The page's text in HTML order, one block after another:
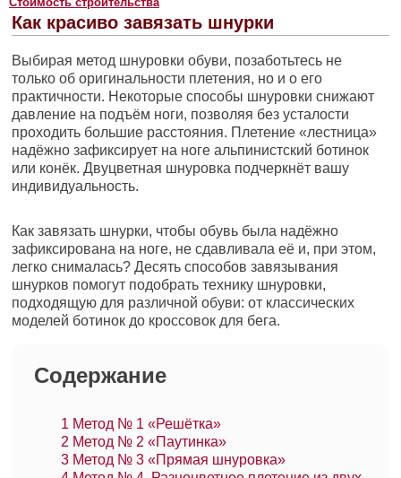
Как красиво завязать шнурки
Выбирая метод шнуровки обуви, позаботьтесь не
только об оригинальности плетения, но и о его
практичности. Некоторые способы шнуровки снижают
давление на подъём ноги, позволяя без усталости
проходить большие расстояния. Плетение «лестница»
надёжно зафиксирует на ноге альпинистский ботинок
или конёк. Двуцветная шнуровка подчеркнёт вашу
индивидуальность.
Как завязать шнурки, чтобы обувь была надёжно
зафиксирована на ноге, не сдавливала её и, при этом,
легко снималась? Десять способов завязывания
шнурков помогут подобрать технику шнуровки,
подходящую для различной обуви: от классических
моделей ботинок до кроссовок для бега.
Содержание
1 Метод № 1 «Решётка»
2 Метод № 2 «Паутинка»
3 Метод № 3 «Прямая шнуровка»